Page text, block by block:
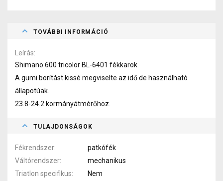
TOVÁBBI INFORMÁCIÓ
Leírás
Shimano 600 tricolor BL-6401 fékkarok.
A gumi borítást kissé megviselte az idő de használható
állapotúak.
23.8-24.2 kormányátmérőhöz.
TULAJDONSÁGOK
Fékrendszer
patkófék
Váltórendszer
mechanikus
Triatlon specifikus
Nem